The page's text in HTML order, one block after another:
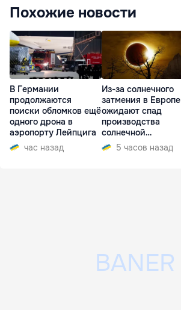
Похожие новости
В Германии
продолжаются
поиски обломков ещё
одного дрона в
аэропорту Лейпцига
час назад
Из-за солнечного
затмения в Европе
ожидают спад
производства
солнечной
электроэнергии
5 часов назад